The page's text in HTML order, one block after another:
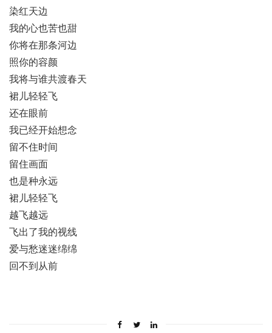
染红天边
我的心也苦也甜
你将在那条河边
照你的容颜
我将与谁共渡春天
裙儿轻轻飞
还在眼前
我已经开始想念
留不住时间
留住画面
也是种永远
裙儿轻轻飞
越飞越远
飞出了我的视线
爱与愁迷迷绵绵
回不到从前